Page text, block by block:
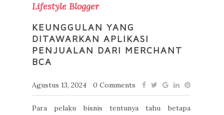
Lifestyle Blogger
KEUNGGULAN YANG
DITAWARKAN APLIKASI
PENJUALAN DARI MERCHANT
BCA
Agustus 13, 2024 0 Comments
Para pelaku bisnis tentunya tahu betapa